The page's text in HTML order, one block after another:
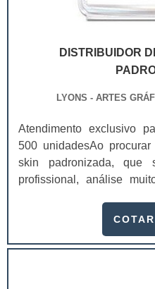
DISTRIBUIDOR
LYONS - ARTES
Atendimento exclusivo
500 unidadesAo
skin padronizada, que
profissional, análise
produto.A busca por
podem assegurar aos